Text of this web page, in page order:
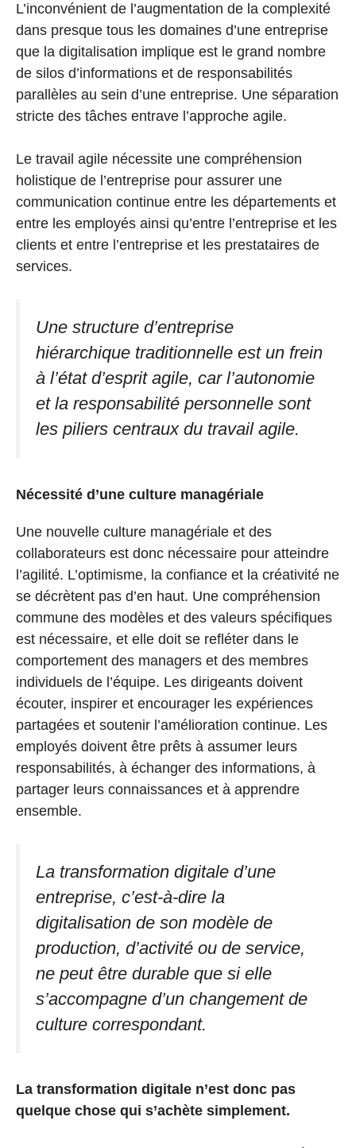
L’inconvénient de l’augmentation de la complexité
dans presque tous les domaines d’une entreprise
que la digitalisation implique est le grand nombre
de silos d’informations et de responsabilités
parallèles au sein d’une entreprise. Une séparation
stricte des tâches entrave l’approche agile.
Le travail agile nécessite une compréhension
holistique de l’entreprise pour assurer une
communication continue entre les départements et
entre les employés ainsi qu’entre l’entreprise et les
clients et entre l’entreprise et les prestataires de
services.
Une structure d’entreprise
hiérarchique traditionnelle est un frein
à l’état d’esprit agile, car l’autonomie
et la responsabilité personnelle sont
les piliers centraux du travail agile.
Nécessité d’une culture managériale
Une nouvelle culture managériale et des
collaborateurs est donc nécessaire pour atteindre
l’agilité. L’optimisme, la confiance et la créativité ne
se décrètent pas d’en haut. Une compréhension
commune des modèles et des valeurs spécifiques
est nécessaire, et elle doit se refléter dans le
comportement des managers et des membres
individuels de l’équipe. Les dirigeants doivent
écouter, inspirer et encourager les expériences
partagées et soutenir l’amélioration continue. Les
employés doivent être prêts à assumer leurs
responsabilités, à échanger des informations, à
partager leurs connaissances et à apprendre
ensemble.
La transformation digitale d’une
entreprise, c’est-à-dire la
digitalisation de son modèle de
production, d’activité ou de service,
ne peut être durable que si elle
s’accompagne d’un changement de
culture correspondant.
La transformation digitale n’est donc pas
quelque chose qui s’achète simplement.